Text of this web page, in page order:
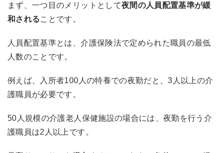
まず、一つ目のメリットとして夜間の人員配置基準が緩
和されることです。
人員配置基準とは、介護保険法で定められた職員の最低
人数のことです。
例えば、入所者100人の特養での夜勤だと、3人以上の介
護職員が必要です。
50人規模の介護老人保健施設の場合には、夜勤を行う介
護職員は2人以上です。